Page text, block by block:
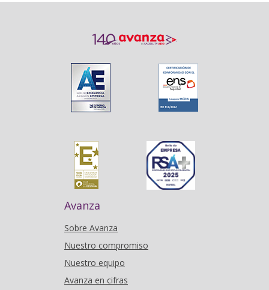
Avanza
Sobre Avanza
Nuestro compromiso
Nuestro equipo
Avanza en cifras